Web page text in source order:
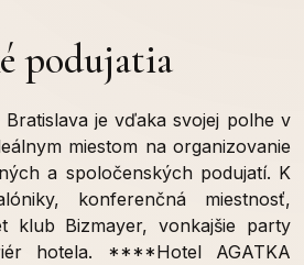
podujatia
je vďaka svojej polhe v
miestom na organizovanie
a spoločenských podujatí. K
konferenčná miestnosť,
klub Bizmayer, vonkajšie party
hotela. ****Hotel AGATKA